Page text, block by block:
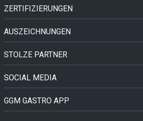
ZERTIFIZIERUNGEN
AUSZEICHNUNGEN
STOLZE PARTNER
SOCIAL MEDIA
GGM GASTRO APP